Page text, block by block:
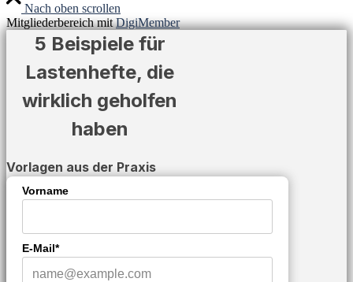
Nach oben scrollen
Mitgliederbereich mitDigiMember
5 Beispiele für
Lastenhefte, die
wirklich geholfen
haben
Vorlagen aus der Praxis
Vorname
E-Mail*